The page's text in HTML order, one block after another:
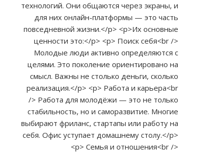
технологий. Они общаются через экраны, и
для них онлайн-платформы — это часть
повседневной жизни.</p> <p>Их основные
ценности это:</p> <p> Поиск себя<br />
Молодые люди активно определяются с
целями. Это поколение ориентировано на
смысл. Важны не столько деньги, сколько
реализация.</p> <p> Работа и карьера<br
/> Работа для молодёжи — это не только
стабильность, но и саморазвитие. Многие
выбирают фриланс, стартапы или работу на
себя. Офис уступает домашнему столу.</p>
<p> Семья и отношения<br />